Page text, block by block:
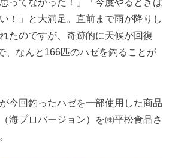
！」と大満足。直前まで雨が降りし
たのですが、奇跡的に天候が回復
、なんと166匹のハゼを釣ることが
今回釣ったハゼを一部使用した商品
海プロバージョン）を㈱平松食品さ